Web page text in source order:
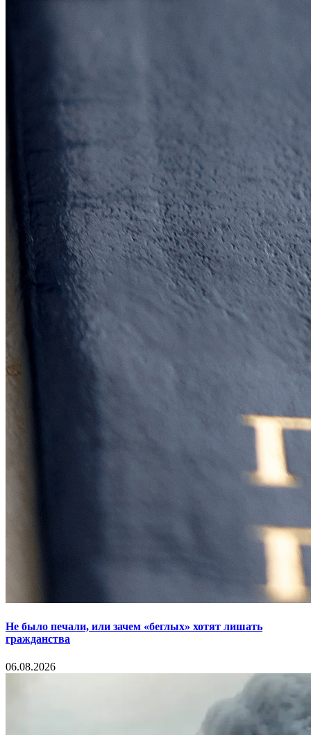
Не было печали, или зачем «беглых» хотят лишать
гражданства
06.08.2026